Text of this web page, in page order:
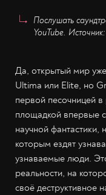
Послушать
YouTube.
Да, открытый мир
Ultima или Elite, но
первой песочницей
площадкой впервые
научной
которым ездят
узнаваемые люди.
реальности, на
своё деструктивное